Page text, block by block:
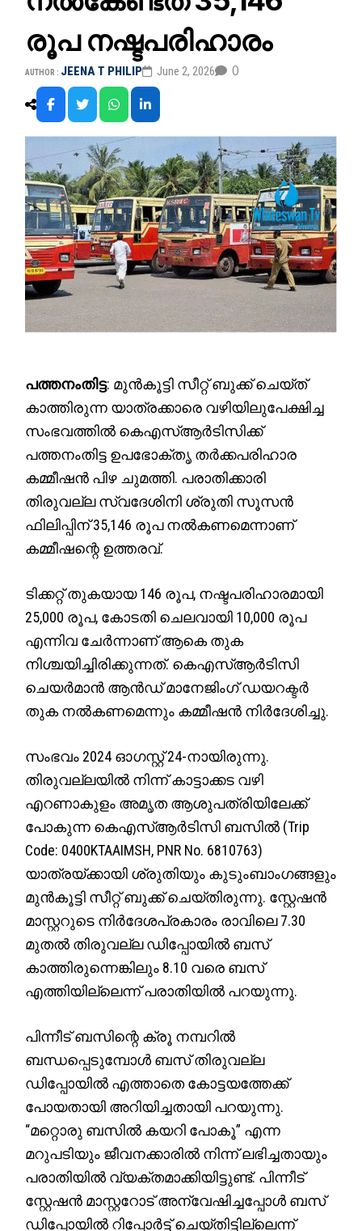
രൂപ നഷ്ടപരിഹാരം
AUTHOR : JEENA T PHILIP June 2, 2026 0
പത്തനംതിട്ട: മുൻകൂട്ടി സീറ്റ് ബുക്ക് ചെയ്ത്
കാത്തിരുന്ന യാത്രക്കാരെ വഴിയിലുപേക്ഷിച്ച
സംഭവത്തിൽ കെഎസ്ആർടിസിക്ക്
പത്തനംതിട്ട ഉപഭോക്തൃ തർക്കപരിഹാര
കമ്മീഷൻ പിഴ ചുമത്തി. പരാതിക്കാരി
തിരുവല്ല സ്വദേശിനി ശ്രുതി സൂസൻ
ഫിലിപ്പിന് 35,146 രൂപ നൽകണമെന്നാണ്
കമ്മീഷന്റെ ഉത്തരവ്.
ടിക്കറ്റ് തുകയായ 146 രൂപ, നഷ്ടപരിഹാരമായി
25,000 രൂപ, കോടതി ചെലവായി 10,000 രൂപ
എന്നിവ ചേർന്നാണ് ആകെ തുക
നിശ്ചയിച്ചിരിക്കുന്നത്. കെഎസ്ആർടിസി
ചെയർമാൻ ആൻഡ് മാനേജിംഗ് ഡയറക്ടർ
തുക നൽകണമെന്നും കമ്മീഷൻ നിർദേശിച്ചു.
സംഭവം 2024 ഓഗസ്റ്റ് 24-നായിരുന്നു.
തിരുവല്ലയിൽ നിന്ന് കാട്ടാക്കട വഴി
എറണാകുളം അമൃത ആശുപത്രിയിലേക്ക്
പോകുന്ന കെഎസ്ആർടിസി ബസിൽ (Trip
Code: 0400KTAAIMSH, PNR No. 6810763)
യാത്രയ്ക്കായി ശ്രുതിയും കുടുംബാംഗങ്ങളും
മുൻകൂട്ടി സീറ്റ് ബുക്ക് ചെയ്തിരുന്നു. സ്റ്റേഷൻ
മാസ്റ്ററുടെ നിർദേശപ്രകാരം രാവിലെ 7.30
മുതൽ തിരുവല്ല ഡിപ്പോയിൽ ബസ്
കാത്തിരുന്നെങ്കിലും 8.10 വരെ ബസ്
എത്തിയില്ലെന്ന് പരാതിയിൽ പറയുന്നു.
പിന്നീട് ബസിന്റെ ക്രൂ നമ്പറിൽ
ബന്ധപ്പെടുമ്പോൾ ബസ് തിരുവല്ല
ഡിപ്പോയിൽ എത്താതെ കോട്ടയത്തേക്ക്
പോയതായി അറിയിച്ചതായി പറയുന്നു.
“മറ്റൊരു ബസിൽ കയറി പോകൂ” എന്ന
മറുപടിയും ജീവനക്കാരിൽ നിന്ന് ലഭിച്ചതായും
പരാതിയിൽ വ്യക്തമാക്കിയിട്ടുണ്ട്. പിന്നീട്
സ്റ്റേഷൻ മാസ്റ്ററോട് അന്വേഷിച്ചപ്പോൾ ബസ്
ഡിപ്പോയിൽ റിപ്പോർട്ട് ചെയ്തിട്ടില്ലെന്ന്